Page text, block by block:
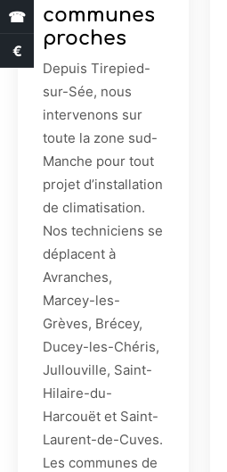
communes
proches
Depuis Tirepied-
sur-Sée, nous
intervenons sur
toute la zone sud-
Manche pour tout
projet d’installation
de climatisation.
Nos techniciens se
déplacent à
Avranches,
Marcey-les-
Grèves, Brécey,
Ducey-les-Chéris,
Jullouville, Saint-
Hilaire-du-
Harcouët et Saint-
Laurent-de-Cuves.
Les communes de
☎
€
Estimation des aides